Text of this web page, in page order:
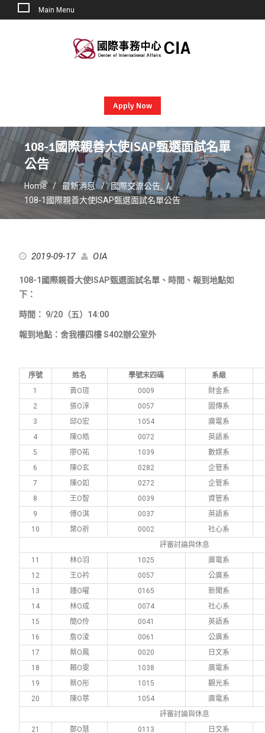
Main Menu
Apply Now
108-1國際親善大使ISAP甄選面試名單
公告
Home 最新消息
國際交流公告
108-1國際親善大使ISAP甄選面試名單公告
2019-09-17 OIA
108-1 國際親善大使ISAP甄選面試名單、時間、報到地點如
下：
時間： 9/20（五）14:00
報到地點：舍我樓四樓 S402辦公室外
序號 姓名 學號末四碼
系級
1
黃Ο瑄 0009
財金系
2
張Ο淳 0057
圖傳系
3
邱Ο宏 1054
廣電系
4
陳Ο皓 0072
英語系
5
廖Ο祐 1039
數媒系
6
陳Ο玄 0282
企管系
7
陳Ο如 0272
企管系
8
王Ο智 0039
資管系
9
傅Ο淇 0037
英語系
10
葉Ο祈 0002
社心系
評審討論與休息
11
林Ο羽 1025
廣電系
12
王Ο衿 0057
公廣系
13
鍾Ο曜 0165
新聞系
14
林Ο成 0074
社心系
15
簡Ο伶 0041
英語系
16
詹Ο淩 0061
公廣系
17
蔡Ο鳳 0020
日文系
18
賴Ο雯 1038
廣電系
19
蔡Ο彤 1015
觀光系
20
陳Ο葶 1054
廣電系
評審討論與休息
21
鄭Ο慧 0113
日文系